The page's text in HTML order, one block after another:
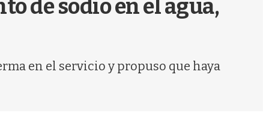
de sodio en el agua,
en el servicio y propuso que haya